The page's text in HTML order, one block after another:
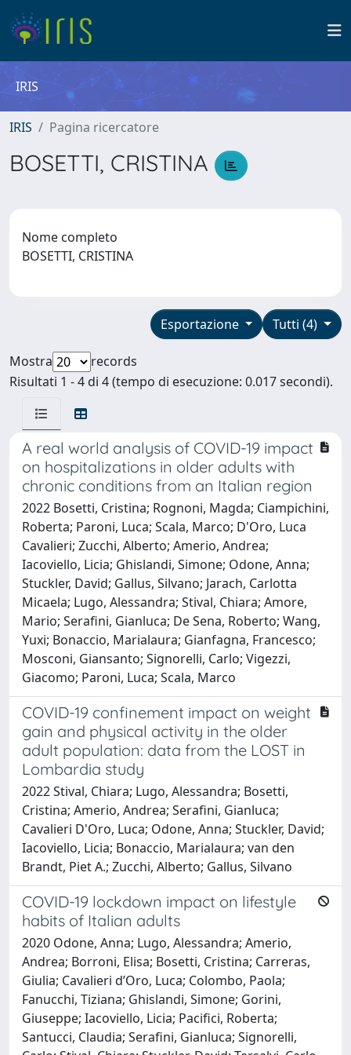
IRIS
IRIS Pagina ricercatore
BOSETTI, CRISTINA
Nome completo
BOSETTI, CRISTINA
Tutti (4)
Esportazione
Mostra
records
Risultati 1 - 4 di 4 (tempo di esecuzione: 0.017 secondi).
A real world analysis of COVID-19 impact
on hospitalizations in older adults with
chronic conditions from an Italian region
2022 Bosetti, Cristina; Rognoni, Magda; Ciampichini,
Roberta; Paroni, Luca; Scala, Marco; D'Oro, Luca
Cavalieri; Zucchi, Alberto; Amerio, Andrea;
Iacoviello, Licia; Ghislandi, Simone; Odone, Anna;
Stuckler, David; Gallus, Silvano; Jarach, Carlotta
Micaela; Lugo, Alessandra; Stival, Chiara; Amore,
Mario; Serafini, Gianluca; De Sena, Roberto; Wang,
Yuxi; Bonaccio, Marialaura; Gianfagna, Francesco;
Mosconi, Giansanto; Signorelli, Carlo; Vigezzi,
Giacomo; Paroni, Luca; Scala, Marco
COVID-19 confinement impact on weight
gain and physical activity in the older
adult population: data from the LOST in
Lombardia study
2022 Stival, Chiara; Lugo, Alessandra; Bosetti,
Cristina; Amerio, Andrea; Serafini, Gianluca;
Cavalieri D'Oro, Luca; Odone, Anna; Stuckler, David;
Iacoviello, Licia; Bonaccio, Marialaura; van den
Brandt, Piet A.; Zucchi, Alberto; Gallus, Silvano
COVID-19 lockdown impact on lifestyle
habits of Italian adults
2020 Odone, Anna; Lugo, Alessandra; Amerio,
Andrea; Borroni, Elisa; Bosetti, Cristina; Carreras,
Giulia; Cavalieri d’Oro, Luca; Colombo, Paola;
Fanucchi, Tiziana; Ghislandi, Simone; Gorini,
Giuseppe; Iacoviello, Licia; Pacifici, Roberta;
Santucci, Claudia; Serafini, Gianluca; Signorelli,